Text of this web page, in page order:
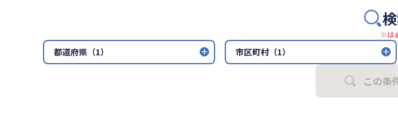
※は
都道府県（1） 市区町村（1）
この条